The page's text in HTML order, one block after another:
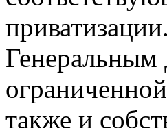
Генеральным
также и